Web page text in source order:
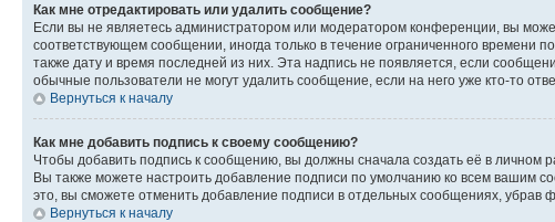
Как мне отредактировать или удалить сообщение?
Если вы не являетесь администратором или модератором конференции, вы
соответствующем сообщении, иногда только в течение ограниченного времени
также дату и время последней из них. Эта надпись не появляется, если
обычные пользователи не могут удалить сообщение, если на него уже кто-то
Вернуться к началу
Как мне добавить подпись к своему сообщению?
Чтобы добавить подпись к сообщению, вы должны сначала создать её в личном
Вы также можете настроить добавление подписи по умолчанию ко всем вашим
это, вы сможете отменить добавление подписи в отдельных сообщениях, убрав
Вернуться к началу